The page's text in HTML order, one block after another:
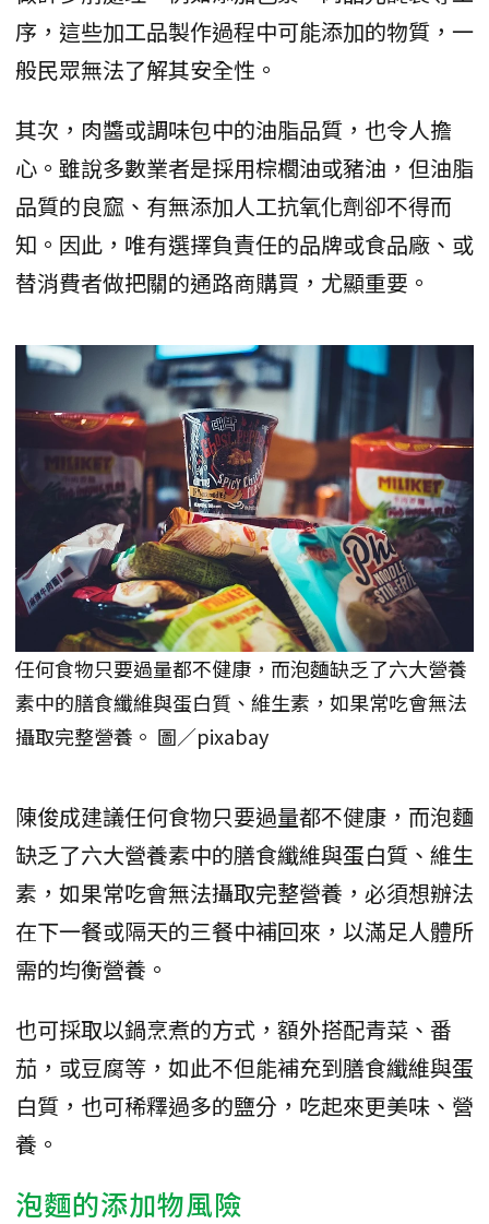
序，這些加工品製作過程中可能添加的物質，一
般民眾無法了解其安全性。
其次，肉醬或調味包中的油脂品質，也令人擔
心。雖說多數業者是採用棕櫚油或豬油，但油脂
品質的良窳、有無添加人工抗氧化劑卻不得而
知。因此，唯有選擇負責任的品牌或食品廠、或
替消費者做把關的通路商購買，尤顯重要。
任何食物只要過量都不健康，而泡麵缺乏了六大營養
素中的膳食纖維與蛋白質、維生素，如果常吃會無法
攝取完整營養。 圖／pixabay
陳俊成建議任何食物只要過量都不健康，而泡麵
缺乏了六大營養素中的膳食纖維與蛋白質、維生
素，如果常吃會無法攝取完整營養，必須想辦法
在下一餐或隔天的三餐中補回來，以滿足人體所
需的均衡營養。
也可採取以鍋烹煮的方式，額外搭配青菜、番
茄，或豆腐等，如此不但能補充到膳食纖維與蛋
白質，也可稀釋過多的鹽分，吃起來更美味、營
養。
泡麵的添加物風險